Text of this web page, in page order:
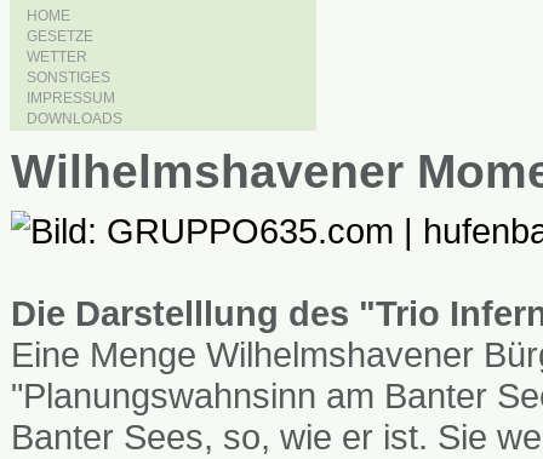
HOME
GESETZE
WETTER
SONSTIGES
IMPRESSUM
DOWNLOADS
Wilhelmshavener
Die Darstelllung des "Trio
Eine Menge Wilhelmshavener
"Planungswahnsinn am Banter
Banter Sees, so, wie er ist. Sie